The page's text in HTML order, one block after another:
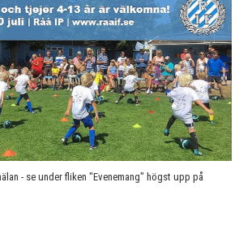
- se under fliken "Evenemang" högst upp på